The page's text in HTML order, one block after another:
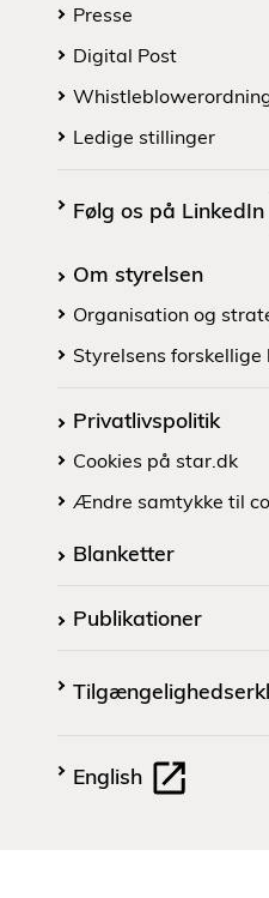
Presse
Digital Post
Ledige stillinger
Følg os på LinkedIn
Om styrelsen
Organisation og
Styrelsens forskellige
Privatlivspolitik
Cookies på star.dk
Ændre samtykke til
Blanketter
Publikationer
English